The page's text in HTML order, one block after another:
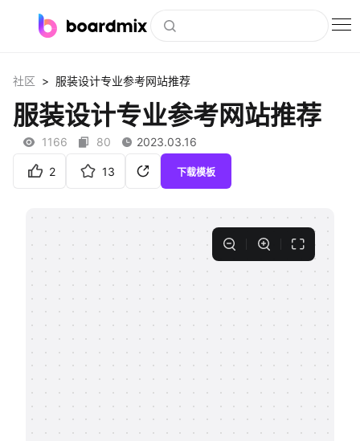
社区资源
下载
私有化部署
客户案例
帮助中心
知识分享社区
社区 > 服装设计专业参考网站推荐
服装设计专业参考网站推荐
1166 80 2023.03.16
2 13 下载模板